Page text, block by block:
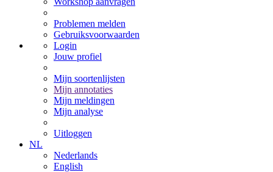
Problemen melden
Gebruiksvoorwaarden
Login
Jouw profiel
Mijn soortenlijsten
Mijn annotaties
Mijn meldingen
Mijn analyse
Uitloggen
NL
Nederlands
English